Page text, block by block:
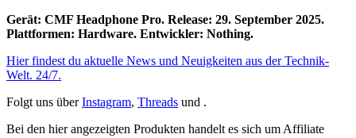
Gerät: CMF Headphone Pro. Release: 29. September 2025.
Plattformen: Hardware. Entwickler: Nothing.
Hier findest du aktuelle News und Neuigkeiten aus der Technik-
Welt. 24/7.
Folgt uns überInstagram, Threads und .
Bei den hier angezeigten Produkten handelt es sich um Affiliate